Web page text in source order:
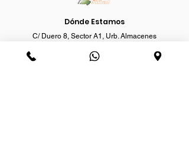
Dónde Estamos
C/ Duero 8, Sector A1, Urb. Almacenes
37184 Villares de la Reina